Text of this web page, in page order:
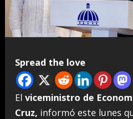
Spread the love
El viceministro de
Cruz, informó este lunes